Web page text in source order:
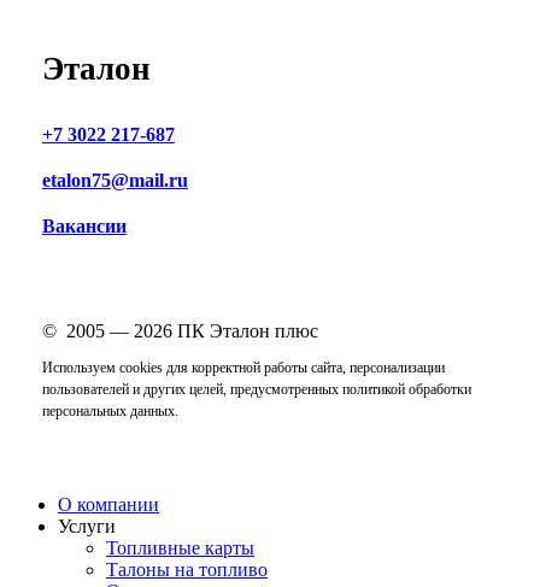
Эталон
+7 3022 217-687
etalon75@mail.ru
Вакансии
© 2005 — 2026ПК Эталон плюс
Используем cookies для корректной работы сайта, персонализации
пользователей и других целей, предусмотренных политикой обработки
персональных данных.
Close
Menu
О компании
Услуги
Топливные карты
Талоны на топливо